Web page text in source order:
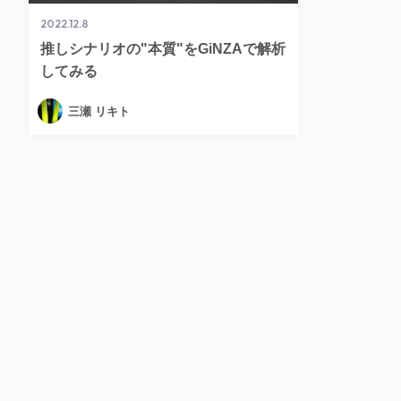
2022.12.8
推しシナリオの"本質"をGiNZAで解析
してみる
三瀬 リキト